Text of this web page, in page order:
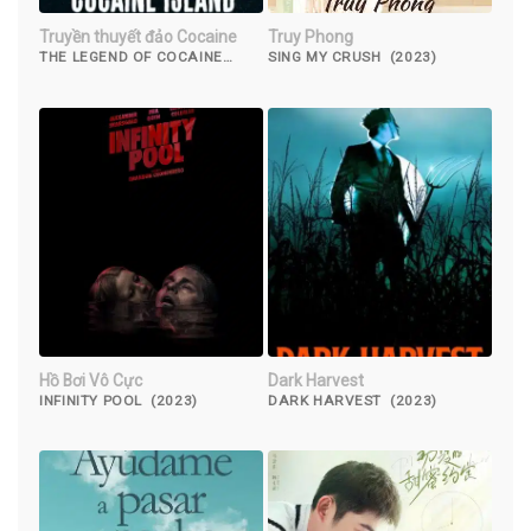
Truyền thuyết đảo Cocaine
THE LEGEND OF COCAINE
Truy Phong
SING MY CRUSH (2023)
Hồ Bơi Vô Cực
INFINITY POOL (2023)
Dark Harvest
DARK HARVEST (2023)